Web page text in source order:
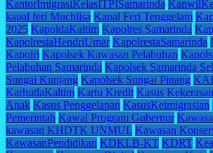
KantorImigrasiKelasITPISamarinda
kapal feri Muchlisa Kapal Feri Tenggelam
2025 KapoldaKaltim Kapolres Samarinda
KapolrestaHendriUmar KapolrestaSamarinda
Kapolri Kapolsek Kawasan Pelabuhan
Pelabuhan Samarinda Kapolsek Samarinda
Sungai Kunjang Kapolsek Sungai Pinang
KarhutlaKaltim Kartu Kredit Kasus
Anak Kasus Penggelapan KasusKeimigrasian
Pemerintah Kawal Program Gubernur
kawasan KHDTK UNMUL Kawasan
KawasanPendidikan KDKLB-KT KDRT